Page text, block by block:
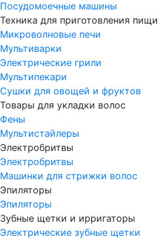
Посудомоечные машины
Техника для приготовления пищи
Микроволновые печи
Мультиварки
Электрические грили
Мультипекари
Сушки для овощей и фруктов
Товары для укладки волос
Фены
Мультистайлеры
Электробритвы
Электробритвы
Машинки для стрижки волос
Эпиляторы
Эпиляторы
Зубные щетки и ирригаторы
Электрические зубные щетки